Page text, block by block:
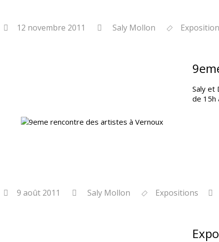
12 novembre 2011 Saly Mollon
Saly et
de 15h
9 août 2011 Saly Mollon Expositions